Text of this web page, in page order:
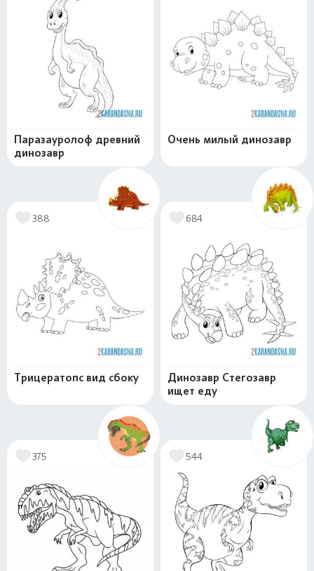
Паразауролоф древний
динозавр
Очень милый динозавр
388
Трицератопс вид сбоку
684
Динозавр Стегозавр
ищет еду
375 544